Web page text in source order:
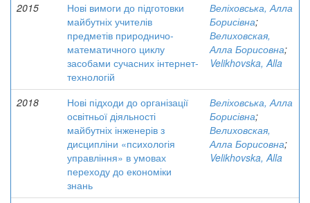
2015
Нові вимоги до підготовки
майбутніх учителів
предметів природничо-
математичного циклу
засобами сучасних інтернет-
технологій
Веліховська, Алла
Борисівна;
Велиховская,
Алла Борисовна;
Velikhovska, Alla
2018
Нові підходи до організації
освітньої діяльності
майбутніх інженерів з
дисципліни «психологія
управління» в умовах
переходу до економіки
знань
Веліховська, Алла
Борисівна;
Велиховская,
Алла Борисовна;
Velikhovska, Alla